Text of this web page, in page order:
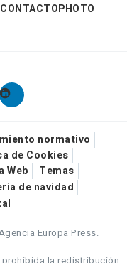
CONTACTOPHOTO
normativo
de Cookies
Web
Temas
de navidad
Europa Press.